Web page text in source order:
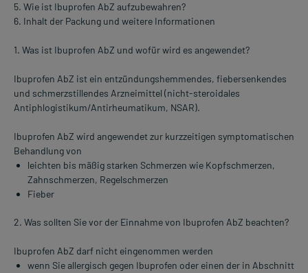
5. Wie ist Ibuprofen AbZ aufzubewahren?
6. Inhalt der Packung und weitere Informationen
1. Was ist Ibuprofen AbZ und wofür wird es angewendet?
Ibuprofen AbZ ist ein entzündungshemmendes, fiebersenkendes
und schmerzstillendes Arzneimittel (nicht-steroidales
Antiphlogistikum/Antirheumatikum, NSAR).
Ibuprofen AbZ wird angewendet zur kurzzeitigen symptomatischen
Behandlung von
leichten bis mäßig starken Schmerzen wie Kopfschmerzen,
Zahnschmerzen, Regelschmerzen
Fieber
2. Was sollten Sie vor der Einnahme von Ibuprofen AbZ beachten?
Ibuprofen AbZ darf nicht eingenommen werden
wenn Sie allergisch gegen Ibuprofen oder einen der in Abschnitt